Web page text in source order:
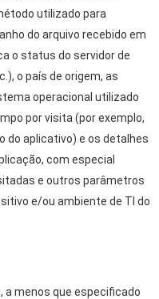
utilizado para
do arquivo recebido em
o status do servidor de
o país de origem, as
operacional utilizado
por visita (por exemplo,
do aplicativo) e os detalhes
com especial
e outros parâmetros
e/ou ambiente de TI do
a menos que especificado